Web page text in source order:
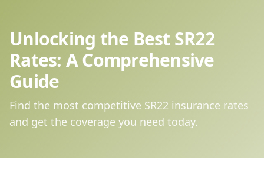
Unlocking the Best SR22
Rates: A Comprehensive
Guide
Find the most competitive SR22 insurance rates
and get the coverage you need today.